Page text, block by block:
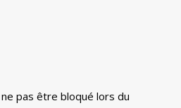
pas être bloqué lors du